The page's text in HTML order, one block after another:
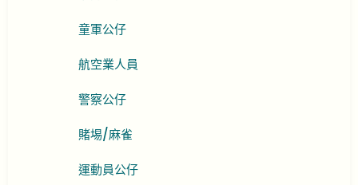
童軍公仔
航空業人員
警察公仔
賭埸/麻雀
運動員公仔